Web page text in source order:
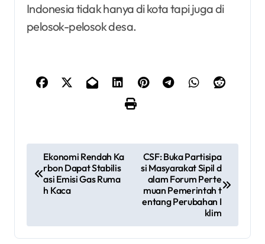
Indonesia tidak hanya di kota tapi juga di
pelosok-pelosok desa.
o
t
Ekonomi Rendah Ka
rbon Dapat Stabilis
asi Emisi Gas Ruma
h Kaca
CSF: Buka Partisipa
si Masyarakat Sipil d
alam Forum Perte
muan Pemerintah t
entang Perubahan I
klim